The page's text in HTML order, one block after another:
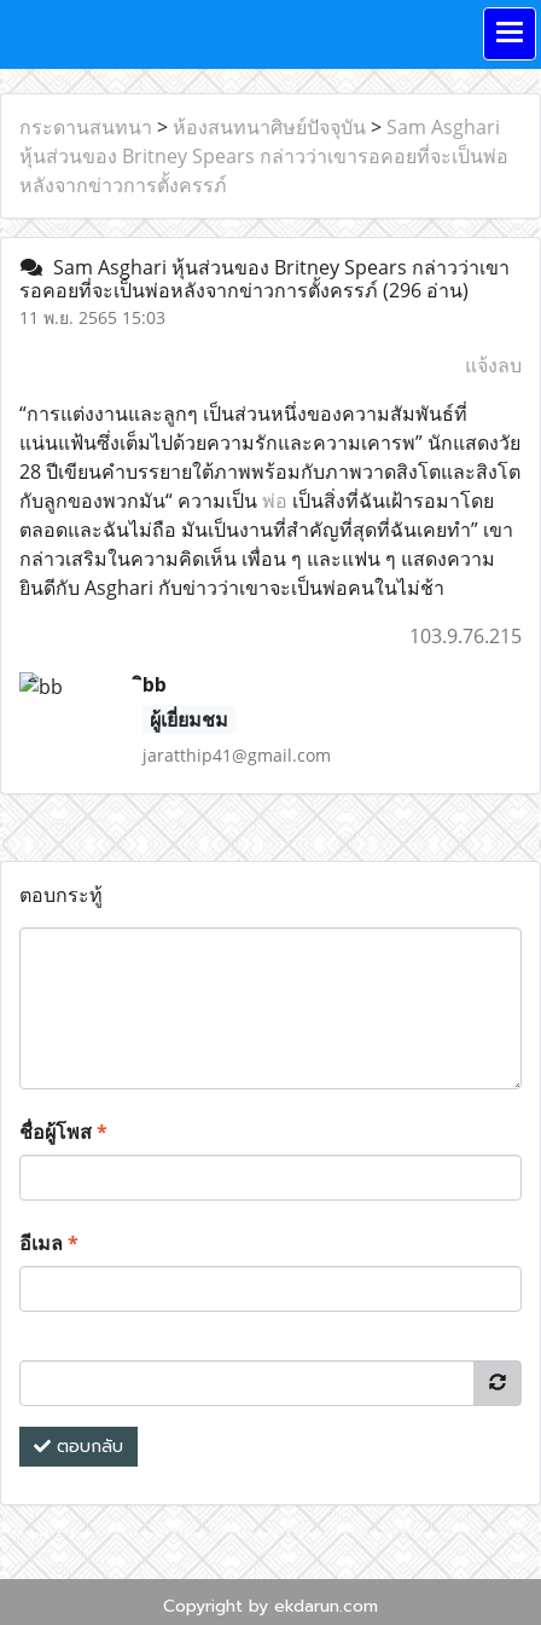
กระดานสนทนา > ห้องสนทนาศิษย์ปัจจุบัน> Sam Asghari
หุ้นส่วนของ Britney Spears กล่าวว่าเขารอคอยที่จะเป็นพ่อ
หลังจากข่าวการตั้งครรภ์
Sam Asghari หุ้นส่วนของ Britney Spears กล่าวว่าเขา
รอคอยที่จะเป็นพ่อหลังจากข่าวการตั้งครรภ์ (296 อ่าน)
11 พ.ย. 2565 15:03
แจ้งลบ
“การแต่งงานและลูกๆ เป็นส่วนหนึ่งของความสัมพันธ์ที่
แน่นแฟ้นซึ่งเต็มไปด้วยความรักและความเคารพ” นักแสดงวัย
28 ปีเขียนคำบรรยายใต้ภาพพร้อมกับภาพวาดสิงโตและสิงโต
กับลูกของพวกมัน“ ความเป็นพ่อ เป็นสิ่งที่ฉันเฝ้ารอมาโดย
ตลอดและฉันไม่ถือ มันเป็นงานที่สำคัญที่สุดที่ฉันเคยทำ” เขา
กล่าวเสริมในความคิดเห็น เพื่อน ๆ และแฟน ๆ แสดงความ
ยินดีกับ Asghari กับข่าวว่าเขาจะเป็นพ่อคนในไม่ช้า
103.9.76.215
ิbb
ผู้เยี่ยมชม
jaratthip41@gmail.com
ตอบกระทู้
ชื่อผู้โพส*
อีเมล*
ตอบกลับ
Copyright by ekdarun.com